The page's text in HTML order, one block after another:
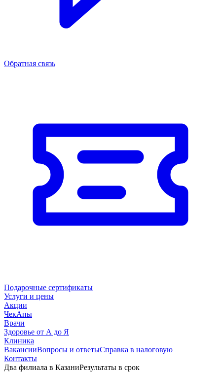
Обратная связь
Подарочные сертификаты
Услуги и цены
Акции
ЧекАпы
Врачи
Здоровье от А до Я
Клиника
ВакансииВопросы и ответыСправка в налоговую
Контакты
Два филиала в КазаниРезультаты в срок